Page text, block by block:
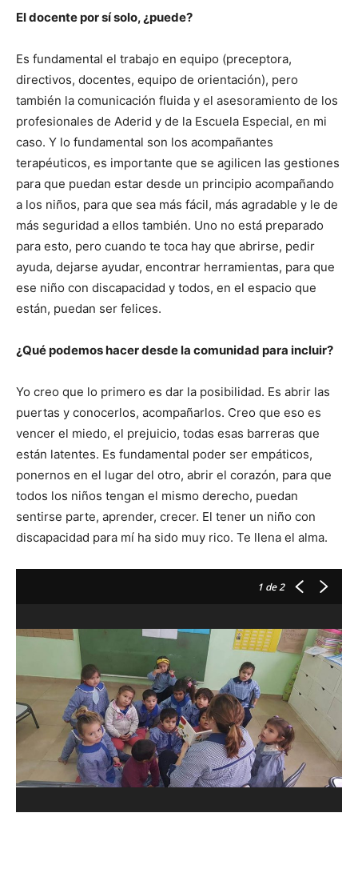
El docente por sí solo, ¿puede?
Es fundamental el trabajo en equipo (preceptora,
directivos, docentes, equipo de orientación), pero
también la comunicación fluida y el asesoramiento de los
profesionales de Aderid y de la Escuela Especial, en mi
caso. Y lo fundamental son los acompañantes
terapéuticos, es importante que se agilicen las gestiones
para que puedan estar desde un principio acompañando
a los niños, para que sea más fácil, más agradable y le de
más seguridad a ellos también. Uno no está preparado
para esto, pero cuando te toca hay que abrirse, pedir
ayuda, dejarse ayudar, encontrar herramientas, para que
ese niño con discapacidad y todos, en el espacio que
están, puedan ser felices.
¿Qué podemos hacer desde la comunidad para incluir?
Yo creo que lo primero es dar la posibilidad. Es abrir las
puertas y conocerlos, acompañarlos. Creo que eso es
vencer el miedo, el prejuicio, todas esas barreras que
están latentes. Es fundamental poder ser empáticos,
ponernos en el lugar del otro, abrir el corazón, para que
todos los niños tengan el mismo derecho, puedan
sentirse parte, aprender, crecer. El tener un niño con
discapacidad para mí ha sido muy rico. Te llena el alma.
1 de 2